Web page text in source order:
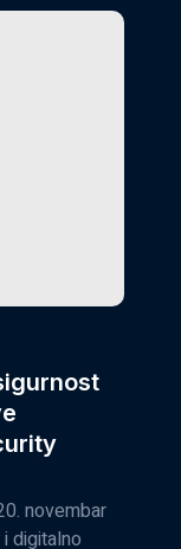
novembar
digitalno